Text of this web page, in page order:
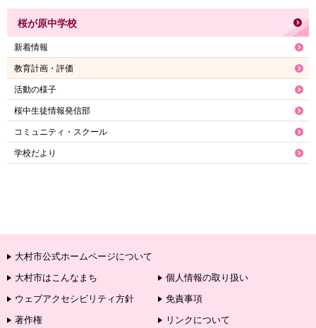
桜が原中学校
新着情報
教育計画・評価
活動の様子
桜中生徒情報発信部
コミュニティ・スクール
学校だより
大村市公式ホームページについて
大村市はこんなまち
個人情報の取り扱い
ウェブアクセシビリティ方針
免責事項
著作権
リンクについて